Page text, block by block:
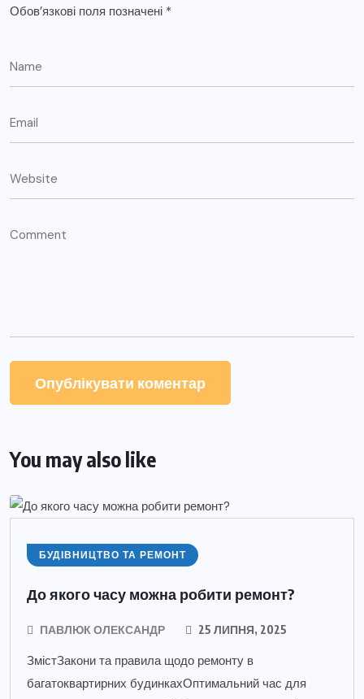
Обов’язкові поля позначені *
You may also like
БУДІВНИЦТВО ТА РЕМОНТ
До якого часу можна робити ремонт?
ПАВЛЮК ОЛЕКСАНДР 25 ЛИПНЯ, 2025
ЗмістЗакони та правила щодо ремонту в
багатоквартирних будинкахОптимальний час для